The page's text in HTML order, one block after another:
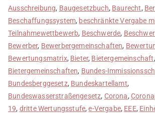
Ausschreibung, Baugesetzbuch, Baurecht,
Beschaffungssystem, beschränkte Vergabe
Teilnahmewettbewerb, Beschwerde,
Bewerber, Bewerbergemeinschaften,
Bewertungsmatrix, Bieter, Bietergemeinschaft,
Bietergemeinschaften, Bundes-
Bundesberggesetz, Bundeskartellamt,
Bundeswasserstraßengesetz, Corona,
19, dritte Wertungsstufe,e-Vergabe, EEE,